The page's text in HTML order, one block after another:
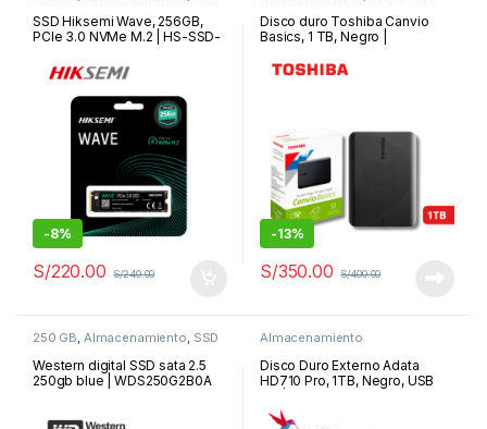
SSD Hiksemi Wave, 256GB,
PCIe 3.0 NVMe M.2 | HS-SSD-
-8%
S/220.00 S/240.00
Disco duro Toshiba Canvio
Basics, 1 TB, Negro |
-13%
S/350.00 S/400.00
250 GB, Almacenamiento, SSD
Western digital SSD sata 2.5
250gb blue | WDS250G2B0A
Almacenamiento
Disco Duro Externo Adata
HD710 Pro, 1TB, Negro, USB